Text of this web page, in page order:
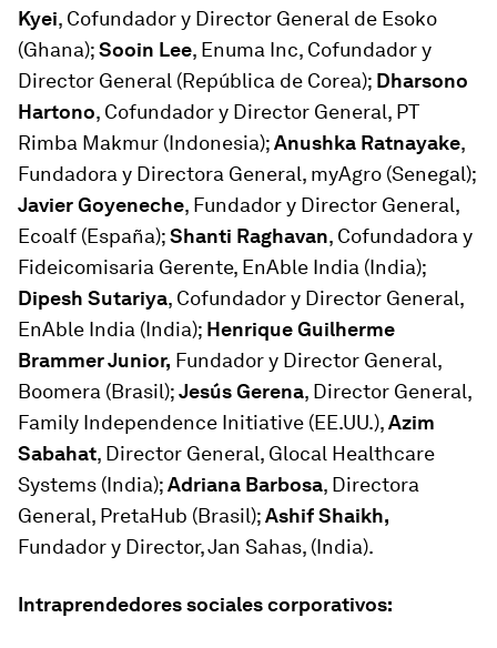
Kyei, Cofundador y Director General de Esoko
(Ghana);Sooin Lee, Enuma Inc, Cofundador y
Director General (República de Corea); Dharsono
Hartono, Cofundador y Director General, PT
Rimba Makmur (Indonesia);Anushka Ratnayake,
Fundadora y Directora General, myAgro (Senegal);
Javier Goyeneche, Fundador y Director General,
Ecoalf (España);Shanti Raghavan, Cofundadora y
Fideicomisaria Gerente, EnAble India (India);
Dipesh Sutariya, Cofundador y Director General,
EnAble India (India); Henrique Guilherme
Brammer Junior, Fundador y Director General,
Boomera (Brasil);Jesús Gerena, Director General,
Family Independence Initiative (EE.UU.),Azim
Sabahat, Director General, Glocal Healthcare
Systems (India);Adriana Barbosa, Directora
General, PretaHub (Brasil);Ashif Shaikh,
Fundador y Director, Jan Sahas, (India).
Intraprendedores sociales corporativos: